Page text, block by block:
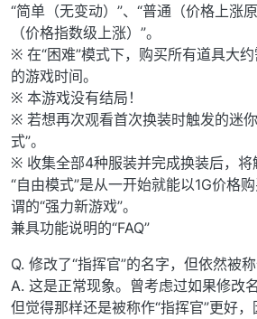
“简单（无变动）”、“普通（价格上涨
（价格指数级上涨）”。
※ 在“困难”模式下，购买所有道具大
的游戏时间。
※ 本游戏没有结局！
※ 若想再次观看首次换装时触发的迷
式”。
※ 收集全部4种服装并完成换装后，将
“自由模式”是从一开始就能以1G价格
谓的“强力新游戏”。
兼具功能说明的“FAQ”
Q. 修改了“指挥官”的名字，但依然被称
A. 这是正常现象。曾考虑过如果修改
但觉得那样还是被称作“指挥官”更好，